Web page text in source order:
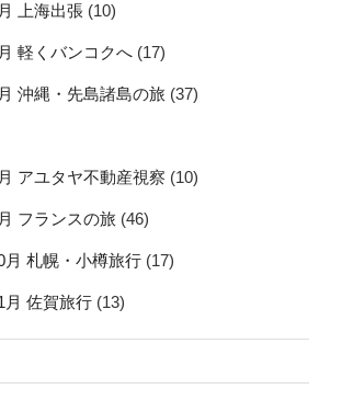
上海出張 (10)
軽くバンコクへ (17)
沖縄・先島諸島の旅 (37)
アユタヤ不動産視察 (10)
フランスの旅 (46)
月 札幌・小樽旅行 (17)
月 佐賀旅行 (13)